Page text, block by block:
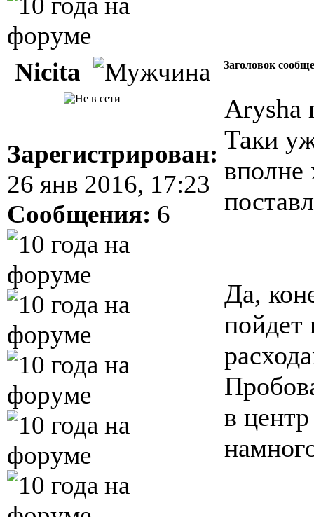
Nicita Заголовок
Зарегистрирован:
26 янв 2016, 17:23
Сообщения: 6
Arysha
Таки
вполне
Да,
пойдет
в